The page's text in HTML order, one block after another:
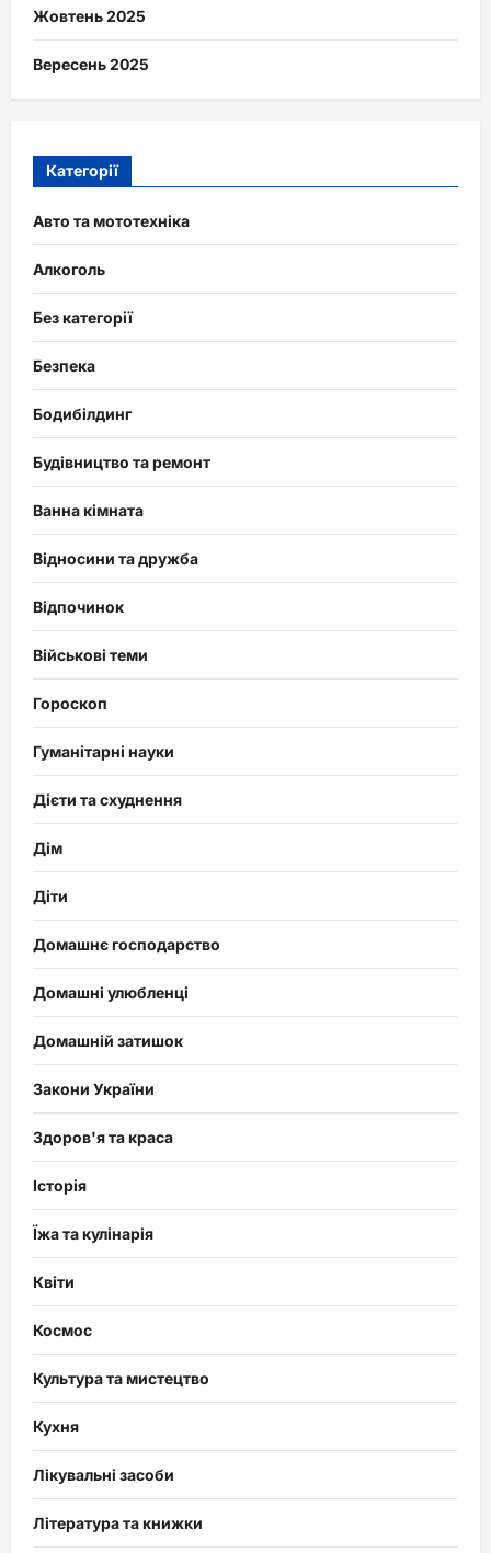
Жовтень 2025
Вересень 2025
Категорії
Авто та мототехніка
Алкоголь
Без категорії
Безпека
Бодибілдинг
Будівництво та ремонт
Ванна кімната
Відносини та дружба
Відпочинок
Військові теми
Гороскоп
Гуманітарні науки
Дієти та схуднення
Дім
Діти
Домашнє господарство
Домашні улюбленці
Домашній затишок
Закони України
Здоров'я та краса
Історія
Їжа та кулінарія
Квіти
Космос
Культура та мистецтво
Кухня
Лікувальні засоби
Література та книжки